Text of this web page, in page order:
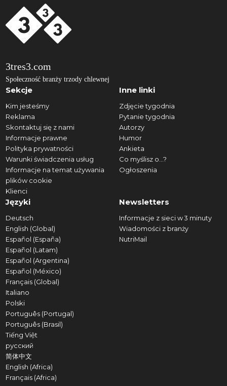
3tres3.com
Społeczność branży trzody chlewnej
Sekcje
Kim jesteśmy
Reklama
Skontaktuj się z nami
Informacje prawne
Polityka prywatności
Warunki świadczenia usług
Informacje na temat używania
plików cookie
Klienci
Inne linki
Zdjęcie tygodnia
Pytanie tygodnia
Autorzy
Humor
Ankieta
Co myślisz o...?
Ogłoszenia
Języki
Deutsch
English (Global)
Español (España)
Español (Latam)
Español (Argentina)
Español (México)
Français (Global)
Italiano
Polski
Português (Portugal)
Português (Brasil)
Tiếng Việt
русский
简体中文
English (Africa)
Français (Africa)
Newsletters
Informacje z sieci w 3 minuty
Wiadomości z branży
NutriMail